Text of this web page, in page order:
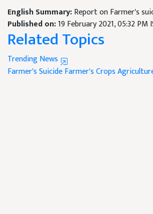
English Summary:Report on Farmer's
Published on:19 February 2021, 05:32 PM
Related Topics
Trending News
Farmer's SuicideFarmer'sCrops